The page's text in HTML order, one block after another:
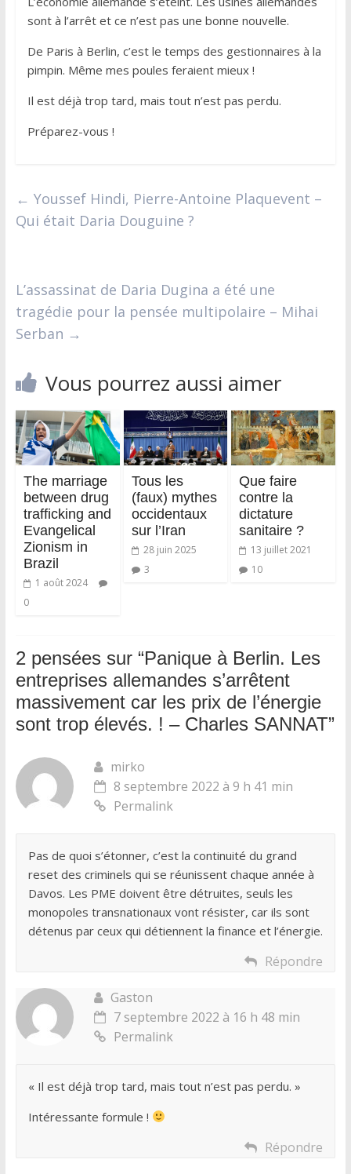
sont à l’arrêt et ce n’est pas une bonne nouvelle.
De Paris à Berlin, c’est le temps des gestionnaires à la
pimpin. Même mes poules feraient mieux !
Il est déjà trop tard, mais tout n’est pas perdu.
Préparez-vous !
← Youssef Hindi, Pierre-Antoine Plaquevent –
Qui était Daria Douguine ?
L’assassinat de Daria Dugina a été une
tragédie pour la pensée multipolaire – Mihai
Serban →
Vous pourrez aussi aimer
The marriage
between drug
trafficking and
Evangelical
Zionism in
Brazil
1 août 2024
0
Tous les
(faux) mythes
occidentaux
sur l’Iran
28 juin 2025
3
Que faire
contre la
dictature
sanitaire ?
13 juillet 2021
10
2 pensées sur “Panique à Berlin. Les
entreprises allemandes s’arrêtent
massivement car les prix de l’énergie
sont trop élevés. ! – Charles SANNAT”
mirko
8 septembre 2022 à 9 h 41 min
Permalink
Pas de quoi s’étonner, c’est la continuité du grand
reset des criminels qui se réunissent chaque année à
Davos. Les PME doivent être détruites, seuls les
monopoles transnationaux vont résister, car ils sont
détenus par ceux qui détiennent la finance et l’énergie.
Répondre
Gaston
7 septembre 2022 à 16 h 48 min
Permalink
« Il est déjà trop tard, mais tout n’est pas perdu. »
Intéressante formule !
Répondre